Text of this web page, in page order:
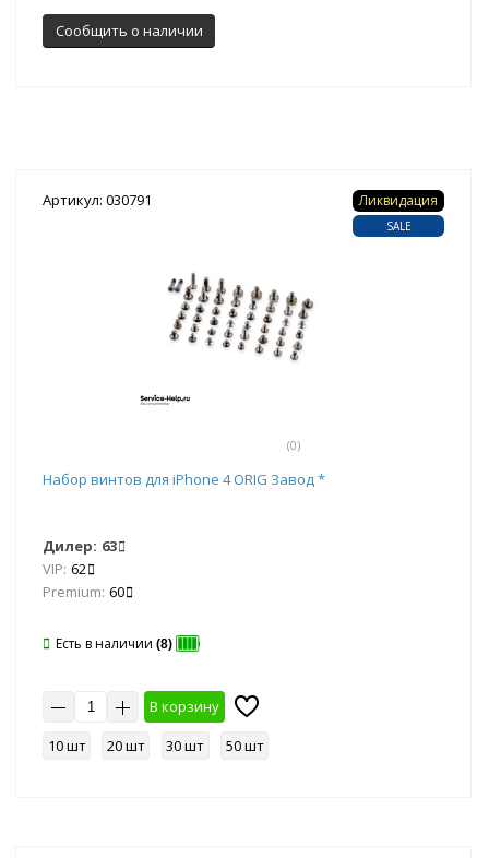
Сообщить о наличии
Артикул: 030791
(0)
Ликвидация
SALE
Набор винтов для iPhone 4 ORIG Завод *
Дилер: 63
VIP: 62
Premium: 60
Есть в наличии (8)
В корзину
10 шт
20 шт 30 шт 50 шт